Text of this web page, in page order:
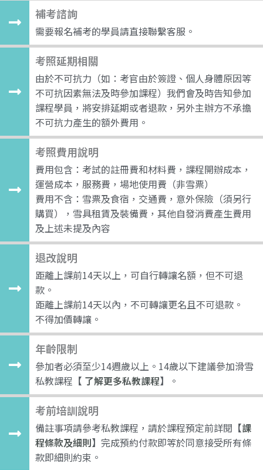
補考諮詢
需要報名補考的學員請直接聯繫客服。
考照延期相關
由於不可抗力（如：考官由於簽證、個人身體原因等
不可抗因素無法及時參加課程）我們會及時告知參加
課程學員，將安排延期或者退款，另外主辦方不承擔
不可抗力產生的額外費用。
考照費用說明
費用包含：考試的註冊費和材料費，課程開辦成本，
運營成本，服務費，場地使用費（非雪票）
費用不含：雪票及食宿，交通費，意外保險（須另行
購買），雪具租賃及裝備費，其他自發消費產生費用
及上述未提及內容
退改說明
距離上課前14天以上，可自行轉讓名額，但不可退
款。
距離上課前14天以內，不可轉讓更名且不可退款。
不得加價轉讓。
年齡限制
參加者必須至少14週歲以上。14歲以下建議參加滑雪
私教課程 【 了解更多私教課程】 。
考前培訓說明
備註事項請參考私教課程，請於課程預定前詳閱 【課
程條款及細則】 完成預約付款即等於同意接受所有條
款即細則約束。